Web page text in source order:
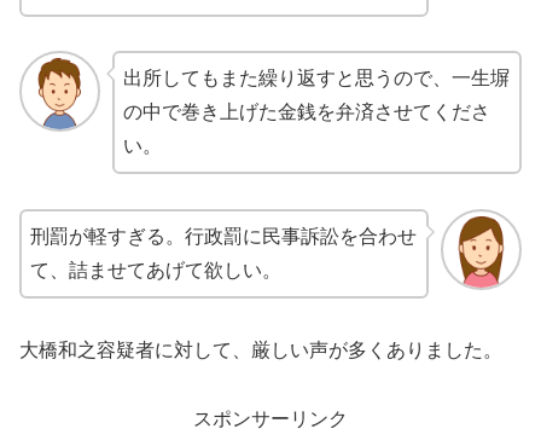
出所してもまた繰り返すと思うので、一生塀
の中で巻き上げた金銭を弁済させてくださ
い。
刑罰が軽すぎる。行政罰に民事訴訟を合わせ
て、詰ませてあげて欲しい。
大橋和之容疑者に対して、厳しい声が多くありました。
スポンサーリンク